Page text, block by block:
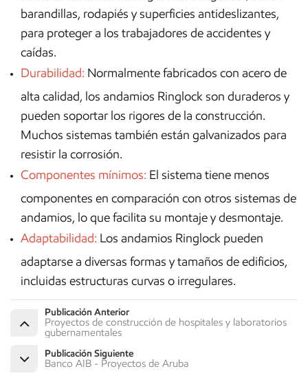
barandillas, rodapiés y superficies antideslizantes,
para proteger a los trabajadores de accidentes y
caídas.
Durabilidad: Normalmente fabricados con acero de
alta calidad, los andamios Ringlock son duraderos y
pueden soportar los rigores de la construcción.
Muchos sistemas también están galvanizados para
resistir la corrosión.
Componentes mínimos: El sistema tiene menos
componentes en comparación con otros sistemas de
andamios, lo que facilita su montaje y desmontaje.
Adaptabilidad: Los andamios Ringlock pueden
adaptarse a diversas formas y tamaños de edificios,
incluidas estructuras curvas o irregulares.
Publicación Anterior
Proyectos de construcción de hospitales y laboratorios
gubernamentales
Publicación Siguiente
Banco AIB - Proyectos de Aruba